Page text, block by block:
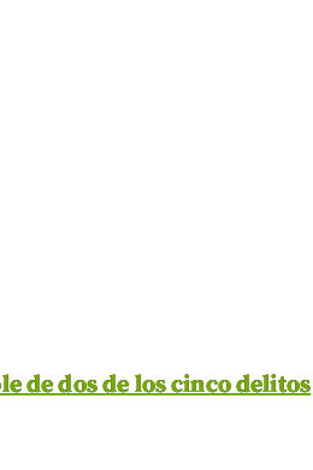
de dos de los cinco delitos